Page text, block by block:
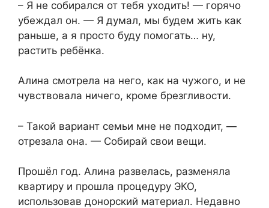
– Я не собирался от тебя уходить! — горячо
убеждал он. — Я думал, мы будем жить как
раньше, а я просто буду помогать… ну,
растить ребёнка.
Алина смотрела на него, как на чужого, и не
чувствовала ничего, кроме брезгливости.
– Такой вариант семьи мне не подходит, —
отрезала она. — Собирай свои вещи.
Прошёл год. Алина развелась, разменяла
квартиру и прошла процедуру ЭКО,
использовав донорский материал. Недавно